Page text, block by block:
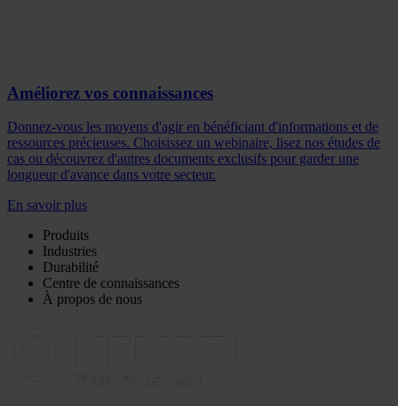
Améliorez vos connaissances
Donnez-vous les moyens d'agir en bénéficiant d'informations et de
ressources précieuses. Choisissez un webinaire, lisez nos études de
cas ou découvrez d'autres documents exclusifs pour garder une
longueur d'avance dans votre secteur.
En savoir plus
Produits
Industries
Durabilité
Centre de connaissances
À propos de nous